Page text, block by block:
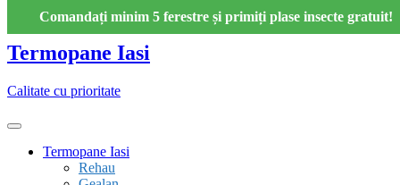
Comandați minim 5 ferestre și primiți plase insecte gratuit!
content
Termopane Iasi
Calitate cu prioritate
Termopane Iasi
Rehau